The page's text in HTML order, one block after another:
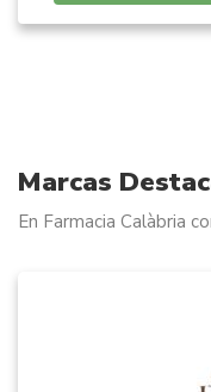
Item
Marcas
En Farmacia Calàbria